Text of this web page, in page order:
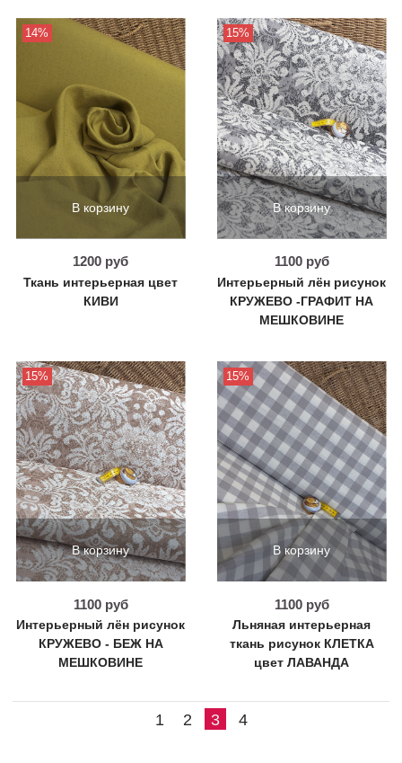
В корзину
14%
1200 руб
Ткань интерьерная цвет
КИВИ
В корзину
15%
1100 руб
Интерьерный лён рисунок
КРУЖЕВО -ГРАФИТ НА
МЕШКОВИНЕ
В корзину
15%
1100 руб
Интерьерный лён рисунок
КРУЖЕВО - БЕЖ НА
МЕШКОВИНЕ
В корзину
15%
1100 руб
Льняная интерьерная
ткань рисунок КЛЕТКА
цвет ЛАВАНДА
1 2 3 4